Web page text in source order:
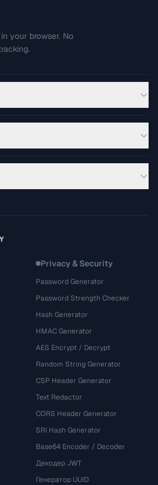
your browser. No
Privacy & Security
Password Generator
Password Strength Checker
Hash Generator
HMAC Generator
AES Encrypt / Decrypt
Random String Generator
CSP Header Generator
Text Redactor
CORS Header Generator
SRI Hash Generator
Base64 Encoder / Decoder
Декодер JWT
Генератор UUID